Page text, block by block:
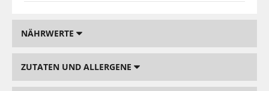
NÄHRWERTE
ZUTATEN UND ALLERGENE